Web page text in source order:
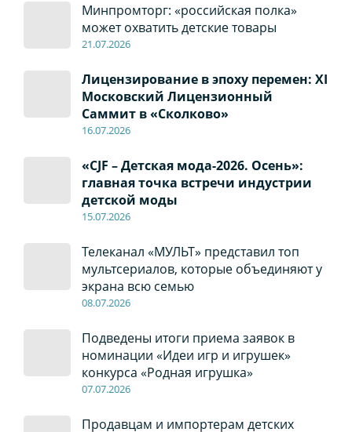
Минпромторг: «российская полка»
может охватить детские товары
21.07.2026
Лицензирование в эпоху перемен: XI
Московский Лицензионный
Саммит в «Сколково»
16.07.2026
«CJF – Детская мода-2026. Осень»:
главная точка встречи индустрии
детской моды
15.07.2026
Телеканал «МУЛЬТ» представил топ
мультсериалов, которые объединяют у
экрана всю семью
08.07.2026
Подведены итоги приема заявок в
номинации «Идеи игр и игрушек»
конкурса «Родная игрушка»
07.07.2026
Продавцам и импортерам детских